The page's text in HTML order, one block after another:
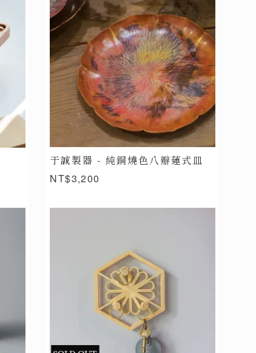
于誠製器 - 純銅燒色八瓣蓮式皿
NT$3,200